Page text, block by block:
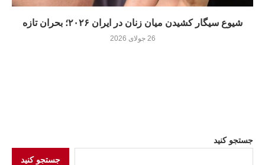
شیوع سیگار کشیدن میان زنان در ایران ۲۰۲۶؛ بحران تازه
26 جولای 2026
جستجو کنید
جستجو کنید